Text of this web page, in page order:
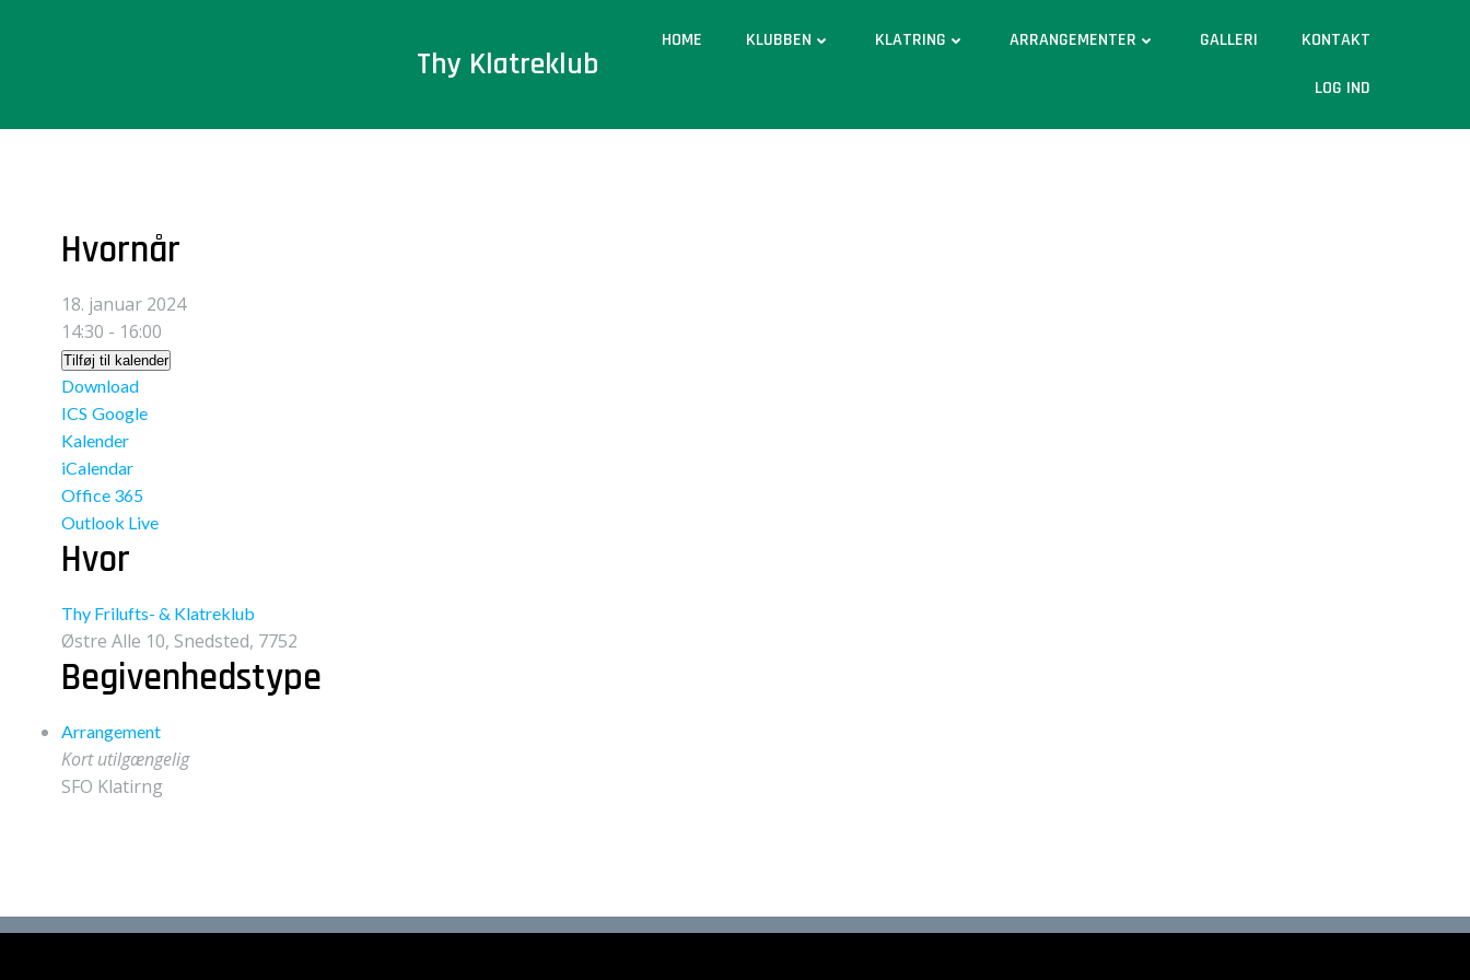
Thy Klatreklub
HOME KLUBBEN KLATRING ARRANGEMENTER GALLERI KONTAKT
LOG IND
Hvornår
18. januar 2024
14:30 - 16:00
Tilføj til kalender
Download
ICS Google
Kalender
iCalendar
Office 365
Outlook Live
Hvor
Thy Frilufts- & Klatreklub
Østre Alle 10, Snedsted, 7752
Begivenhedstype
Arrangement
Kort utilgængelig
SFO Klatirng